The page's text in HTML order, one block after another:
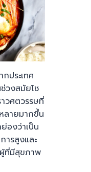
ประเทศ
วงสมัยโช
วศตวรรษที่
ลายมากขึ้น
องว่าเป็น
ารสูงและ
ที่มีสุขภาพ